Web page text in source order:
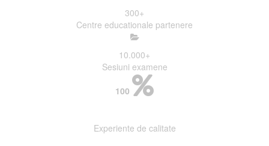
300+
Centre educationale partenere
10.000+
Sesiuni examene
100
Experiente de calitate